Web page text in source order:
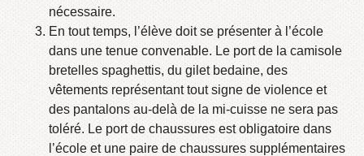
nécessaire.
En tout temps, l’élève doit se présenter à l’école
dans une tenue convenable. Le port de la camisole
bretelles spaghettis, du gilet bedaine, des
vêtements représentant tout signe de violence et
des pantalons au-delà de la mi-cuisse ne sera pas
toléré. Le port de chaussures est obligatoire dans
l’école et une paire de chaussures supplémentaires